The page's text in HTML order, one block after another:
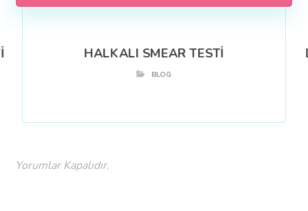
HALKALI SMEAR TESTİ
BLOG
Yorumlar Kapalıdır.